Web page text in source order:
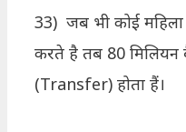
33) जब भी कोई
करते है तब 80 मिलियन
(Transfer) होता हैं।